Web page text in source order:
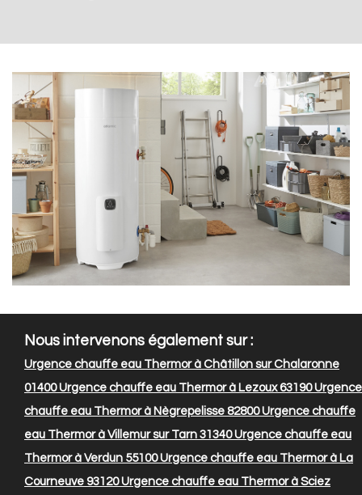
Nous intervenons également sur :
Urgence chauffe eau Thermor à Châtillon sur Chalaronne
01400Urgence chauffe eau Thermor à Lezoux 63190Urgence
chauffe eau Thermor à Nègrepelisse 82800Urgence chauffe
eau Thermor à Villemur sur Tarn 31340Urgence chauffe eau
Thermor à Verdun 55100Urgence chauffe eau Thermor à La
Courneuve 93120Urgence chauffe eau Thermor à Sciez